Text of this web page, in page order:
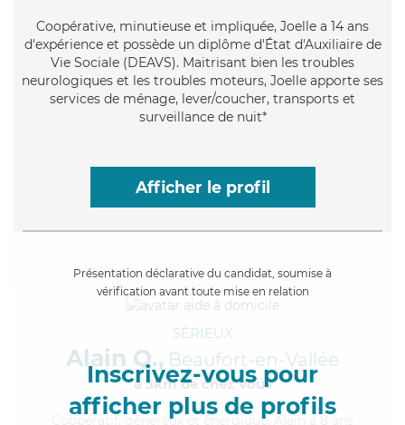
Coopérative, minutieuse et impliquée, Joelle a 14 ans
d'expérience et possède un diplôme d'État d'Auxiliaire de
Vie Sociale (DEAVS). Maitrisant bien les troubles
neurologiques et les troubles moteurs, Joelle apporte ses
services de ménage, lever/coucher, transports et
surveillance de nuit*
Afficher le profil
Présentation déclarative du candidat, soumise à
vérification avant toute mise en relation
Inscrivez-vous pour
afficher plus de profils
SÉRIEUX
Alain Q., Beaufort-en-Vallée
à 5km de chez Vous
, généreux et énergique, Alain a 8 ans